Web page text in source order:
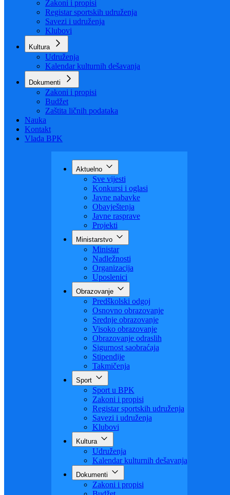
Sport
Sport u BPK
Zakoni i propisi
Registar sportskih udruženja
Savezi i udruženja
Klubovi
Udruženja
Kalendar kulturnih dešavanja
Dokumenti
Zakoni i propisi
Budžet
Zaštita ličnih podataka
Aktuelno
Sve vijesti
Konkursi i oglasi
Javne nabavke
Obavještenja
Javne rasprave
Projekti
Ministarstvo
Ministar
Nadležnosti
Organizacija
Uposlenici
Obrazovanje
Predškolski odgoj
Osnovno obrazovanje
Srednje obrazovanje
Visoko obrazovanje
Obrazovanje odraslih
Sigurnost saobraćaja
Stipendije
Takmičenja
Sport
Sport u BPK
Zakoni i propisi
Registar sportskih udruženja
Savezi i udruženja
Klubovi
Udruženja
Kalendar kulturnih dešavanja